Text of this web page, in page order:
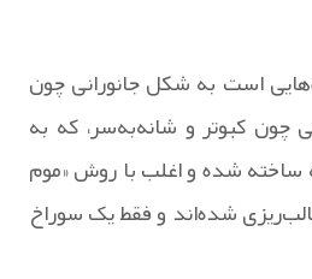
است‌ به‌ شکل‌ جانورانی‌ چون‌
چون‌ کبوتر و شانه‌به‌سر، که‌ به‌
ساخته‌ شده‌ و اغلب‌ با روش‌ «موم‌
شده‌اند و فقط‌ یک‌ سوراخ‌